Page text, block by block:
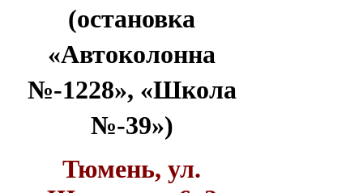
(остановка
«Автоколонна
№-1228», «Школа
№-39»)
Тюмень, ул.